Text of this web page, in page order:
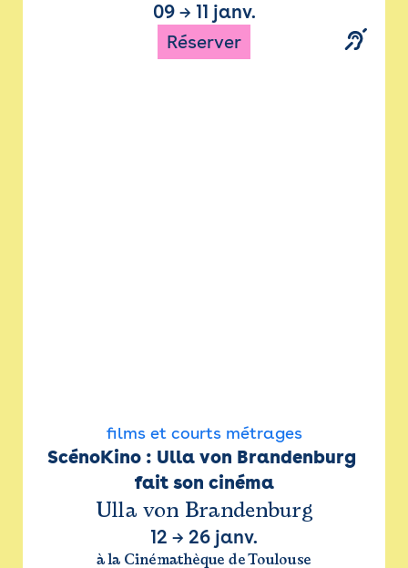
09→ 11 janv.
Réserver
films et courts métrages
ScénoKino : Ulla von Brandenburg
fait son cinéma
Ulla von Brandenburg
12 → 26 janv.
à la Cinémathèque de Toulouse